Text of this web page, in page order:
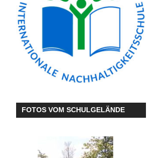
FOTOS VOM SCHULGELÄNDE